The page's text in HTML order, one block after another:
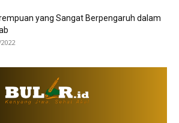
yang Sangat Berpengaruh dalam